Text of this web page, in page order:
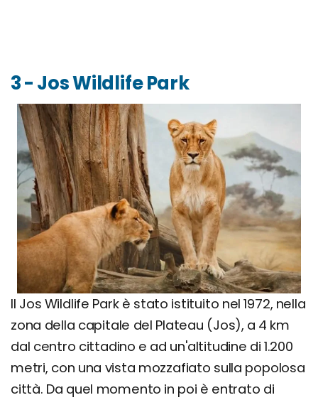
3 - Jos Wildlife Park
Il Jos Wildlife Park è stato istituito nel 1972, nella
zona della capitale del Plateau (Jos), a 4 km
dal centro cittadino e ad un'altitudine di 1.200
metri, con una vista mozzafiato sulla popolosa
città. Da quel momento in poi è entrato di